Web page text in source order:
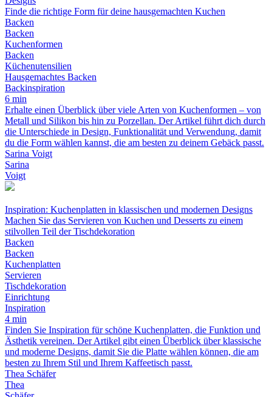
Finde die richtige Form für deine hausgemachten Kuchen
Backen
Backen
Kuchenformen
Backen
Küchenutensilien
Hausgemachtes Backen
Backinspiration
6 min
Erhalte einen Überblick über viele Arten von Kuchenformen – von
Metall und Silikon bis hin zu Porzellan. Der Artikel führt dich durch
die Unterschiede in Design, Funktionalität und Verwendung, damit
du die Form wählen kannst, die am besten zu deinem Gebäck passt.
Sarina Voigt
Sarina
Voigt
Inspiration: Kuchenplatten in klassischen und modernen Designs
Machen Sie das Servieren von Kuchen und Desserts zu einem
stilvollen Teil der Tischdekoration
Backen
Backen
Kuchenplatten
Servieren
Tischdekoration
Einrichtung
Inspiration
4 min
Finden Sie Inspiration für schöne Kuchenplatten, die Funktion und
Ästhetik vereinen. Der Artikel gibt einen Überblick über klassische
und moderne Designs, damit Sie die Platte wählen können, die am
besten zu Ihrem Stil und Ihrem Kaffeetisch passt.
Thea Schäfer
Thea